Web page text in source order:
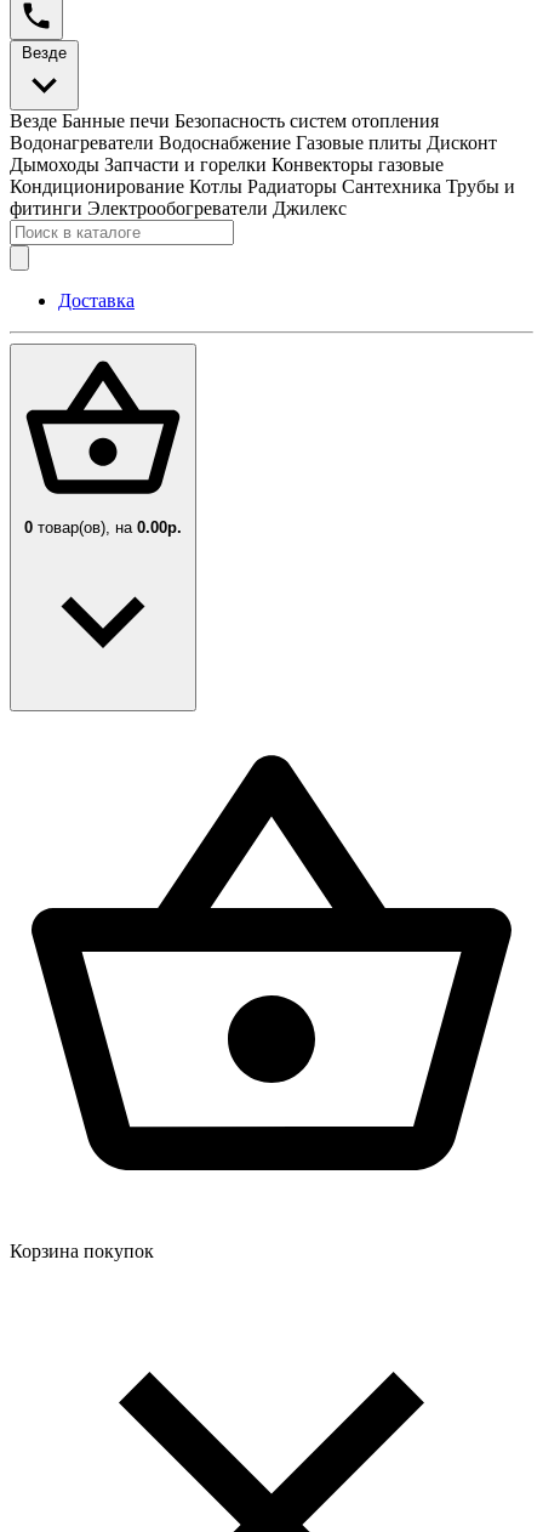
Везде
Везде Банные печи Безопасность систем отопления
Водонагреватели Водоснабжение Газовые плиты Дисконт
Дымоходы Запчасти и горелки Конвекторы газовые
Кондиционирование Котлы Радиаторы Сантехника Трубы и
фитинги Электрообогреватели Джилекс
Доставка
0 товар(ов), на 0.00р.
Корзина покупок